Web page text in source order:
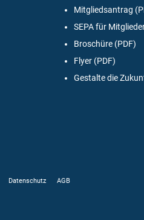
Mitgliedsantrag
SEPA für
Broschüre (PDF)
Flyer (PDF)
Gestalte die
Datenschutz AGB